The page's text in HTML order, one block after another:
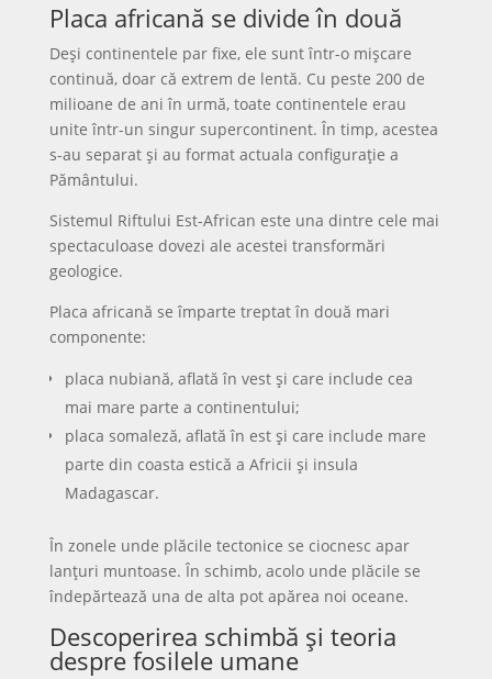
Placa africană se divide în două
Deși continentele par fixe, ele sunt într-o mișcare
continuă, doar că extrem de lentă. Cu peste 200 de
milioane de ani în urmă, toate continentele erau
unite într-un singur supercontinent. În timp, acestea
s-au separat și au format actuala configurație a
Pământului.
Sistemul Riftului Est-African este una dintre cele mai
spectaculoase dovezi ale acestei transformări
geologice.
Placa africană se împarte treptat în două mari
componente:
placa nubiană, aflată în vest și care include cea
mai mare parte a continentului;
placa somaleză, aflată în est și care include mare
parte din coasta estică a Africii și insula
Madagascar.
În zonele unde plăcile tectonice se ciocnesc apar
lanțuri muntoase. În schimb, acolo unde plăcile se
îndepărtează una de alta pot apărea noi oceane.
Descoperirea schimbă și teoria
despre fosilele umane